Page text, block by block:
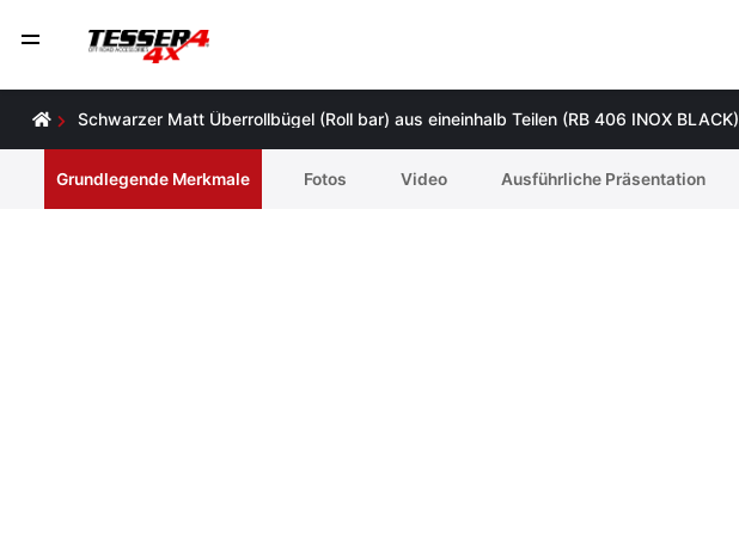
Schwarzer Matt Überrollbügel (Roll bar) aus eineinhalb Teilen (RB 406 INOX BLACK)
Grundlegende Merkmale Fotos Video Ausführliche Präsentation